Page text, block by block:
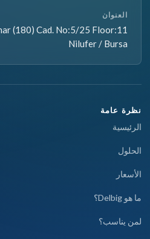
العنوان
(180) Cad. No:5/25 Floor:11
Nilufer / Bursa
نظرة عامة
الرئيسية
الحلول
الأسعار
ما هو Delbig؟
لمن يناسب؟